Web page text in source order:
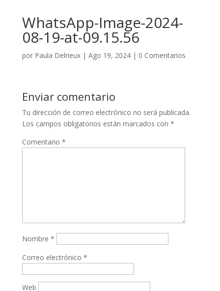
WhatsApp-Image-2024-
08-19-at-09.15.56
por Paula Delrieux| Ago 19, 2024| 0 Comentarios
Enviar comentario
Tu dirección de correo electrónico no será publicada.
Los campos obligatorios están marcados con *
Comentario *
Nombre *
Correo electrónico *
Web